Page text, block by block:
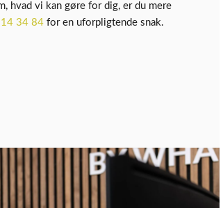
hvad vi kan gøre for dig, er du mere
34 84for en uforpligtende snak.